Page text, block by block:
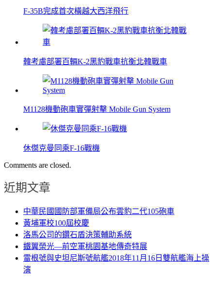
F-35B完成首次橫越大西洋飛行
韓考慮部署百輛K-2黑豹戰車抗衡北韓戰車
M1128機動砲車實彈射擊 Mobile Gun System
休傑克曼同乘F-16戰機
Comments are closed.
近期文章
中華民國國防部軍備局公布雲豹二代105砲車
黃埔軍校100屆校慶
洛馬公司的鑽石盾決策輔助系統
鐵翼榮光—前空軍桃園基地傳奇特展
雷根號與史坦尼斯號航艦2018年11月16日雙航艦海上操
演